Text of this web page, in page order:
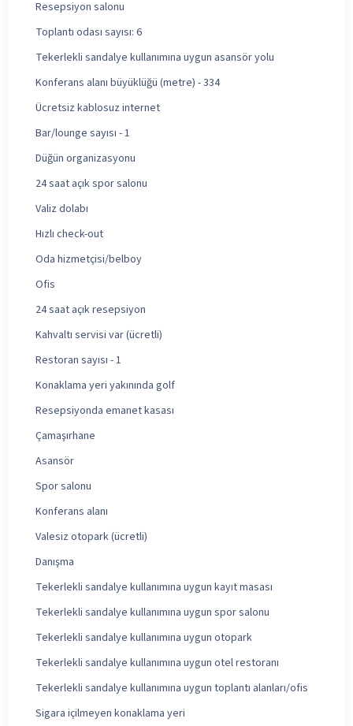
Resepsiyon salonu
Toplantı odası sayısı: 6
Tekerlekli sandalye kullanımına uygun asansör yolu
Konferans alanı büyüklüğü (metre) - 334
Ücretsiz kablosuz internet
Bar/lounge sayısı - 1
Düğün organizasyonu
24 saat açık spor salonu
Valiz dolabı
Hızlı check-out
Oda hizmetçisi/belboy
Ofis
24 saat açık resepsiyon
Kahvaltı servisi var (ücretli)
Restoran sayısı - 1
Konaklama yeri yakınında golf
Resepsiyonda emanet kasası
Çamaşırhane
Asansör
Spor salonu
Konferans alanı
Valesiz otopark (ücretli)
Danışma
Tekerlekli sandalye kullanımına uygun kayıt masası
Tekerlekli sandalye kullanımına uygun spor salonu
Tekerlekli sandalye kullanımına uygun otopark
Tekerlekli sandalye kullanımına uygun otel restoranı
Tekerlekli sandalye kullanımına uygun toplantı alanları/ofis
Sigara içilmeyen konaklama yeri